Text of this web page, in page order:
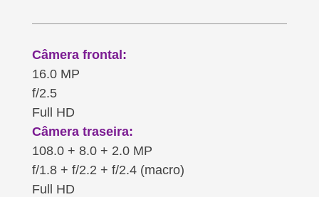
Câmera frontal:
16.0 MP
f/2.5
Full HD
Câmera traseira:
108.0 + 8.0 + 2.0 MP
f/1.8 + f/2.2 + f/2.4 (macro)
Full HD